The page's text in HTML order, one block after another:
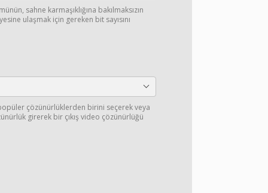
sahne karmaşıklığına bakılmaksızın
ulaşmak için gereken bit sayısını
çözünürlüklerden birini seçerek veya
girerek bir çıkış video çözünürlüğü